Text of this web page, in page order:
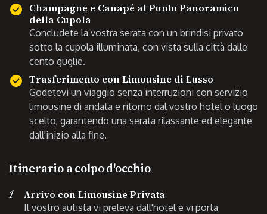
Champagne e Canapé al Punto Panoramico
della Cupola
Concludete la vostra serata con un brindisi privato
sotto la cupola illuminata, con vista sulla città dalle
cento guglie.
Trasferimento con Limousine di Lusso
Godetevi un viaggio senza interruzioni con servizio
limousine di andata e ritorno dal vostro hotel o luogo
scelto, garantendo una serata rilassante ed elegante
dall'inizio alla fine.
Itinerario a colpo d'occhio
1 Arrivo con Limousine Privata
Il vostro autista vi preleva dall'hotel e vi porta